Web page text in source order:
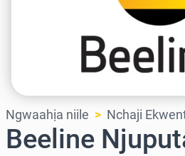
Ngwaahịa niile Nchaji
Beeline